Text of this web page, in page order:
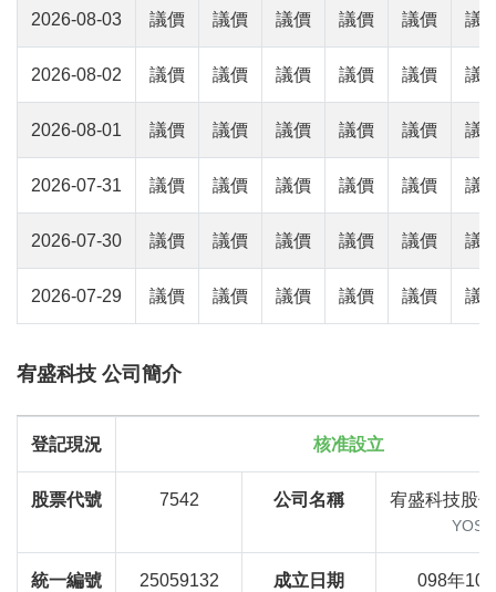
2026-08-03 議價 議價 議價 議價 議價 議
2026-08-02 議價 議價 議價 議價 議價 議
2026-08-01 議價 議價 議價 議價 議價 議
2026-07-31 議價 議價 議價 議價 議價 議
2026-07-30 議價 議價 議價 議價 議價 議
2026-07-29 議價 議價 議價 議價 議價 議
宥盛科技 公司簡介
登記現況 核准設立
股票代號 7542 公司名稱 宥盛科技股
統一編號 25059132 成立日期 098年10